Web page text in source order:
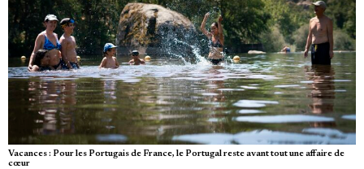
Vacances : Pour les Portugais de France, le Portugal reste avant tout une affaire de
cœur